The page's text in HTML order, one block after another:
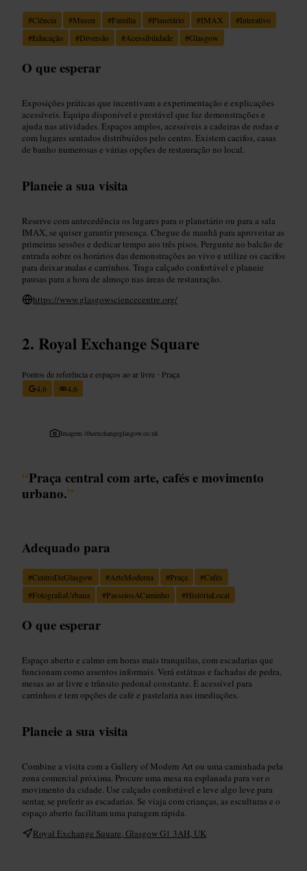
#Ciência #Museu #Família #Planetário #IMAX #Interativo
#Educação #Diversão #Acessibilidade #Glasgow
O que esperar
Exposições práticas que incentivam a experimentação e explicações
acessíveis. Equipa disponível e prestável que faz demonstrações e
ajuda nas atividades. Espaços amplos, acessíveis a cadeiras de rodas e
com lugares sentados distribuídos pelo centro. Existem cacifos, casas
de banho numerosas e várias opções de restauração no local.
Planeie a sua visita
Reserve com antecedência os lugares para o planetário ou para a sala
IMAX, se quiser garantir presença. Chegue de manhã para aproveitar as
primeiras sessões e dedicar tempo aos três pisos. Pergunte no balcão de
entrada sobre os horários das demonstrações ao vivo e utilize os cacifos
para deixar malas e carrinhos. Traga calçado confortável e planeie
pausas para a hora de almoço nas áreas de restauração.
https://www.glasgowsciencecentre.org/
Royal Exchange Square
Pontos de referência e espaços ao ar livre • Praça
4,6
4,6
Imagem /theexchangeglasgow.co.uk
“Praça central com arte, cafés e movimento
urbano.”
Adequado para
#CentroDeGlasgow #ArteModerna #Praça #Cafés
#FotografiaUrbana #PasseiosACaminho #HistóriaLocal
O que esperar
Espaço aberto e calmo em horas mais tranquilas, com escadarias que
funcionam como assentos informais. Verá estátuas e fachadas de pedra,
mesas ao ar livre e trânsito pedonal constante. É acessível para
carrinhos e tem opções de café e pastelaria nas imediações.
Planeie a sua visita
Combine a visita com a Gallery of Modern Art ou uma caminhada pela
zona comercial próxima. Procure uma mesa na esplanada para ver o
movimento da cidade. Use calçado confortável e leve algo leve para
sentar, se preferir as escadarias. Se viaja com crianças, as esculturas e o
espaço aberto facilitam uma paragem rápida.
Royal Exchange Square, Glasgow G1 3AH, UK